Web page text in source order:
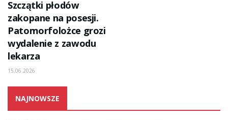
Szczątki płodów
zakopane na posesji.
Patomorfolożce grozi
wydalenie z zawodu
lekarza
15.06.2026
NAJNOWSZE